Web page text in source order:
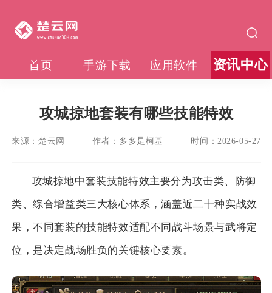
首页 手游下载 应用软件 资讯中心
攻城掠地套装有哪些技能特效
来源： 楚云网 作者： 多多是柯基 时间： 2026-05-27
攻城掠地中套装技能特效主要分为攻击类、防御
类、综合增益类三大核心体系，涵盖近二十种实战效
果，不同套装的技能特效适配不同战斗场景与武将定
位，是决定战场胜负的关键核心要素。